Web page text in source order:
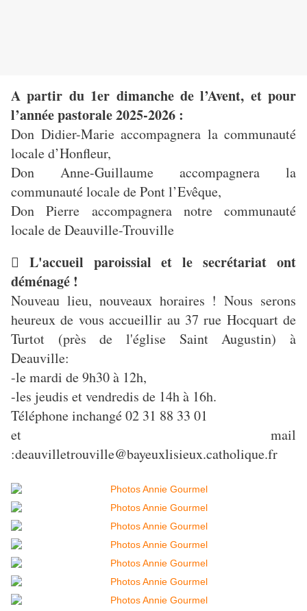
A partir du 1er dimanche de l’Avent, et pour
l’année pastorale 2025-2026 :
Don Didier-Marie accompagnera la communauté
locale d’Honfleur,
Don Anne-Guillaume accompagnera la
communauté locale de Pont l’Evêque,
Don Pierre accompagnera notre communauté
locale de Deauville-Trouville
 L'accueil paroissial et le secrétariat ont
déménagé !
Nouveau lieu, nouveaux horaires ! Nous serons
heureux de vous accueillir au 37 rue Hocquart de
Turtot (près de l'église Saint Augustin) à
Deauville:
-le mardi de 9h30 à 12h,
-les jeudis et vendredis de 14h à 16h.
Téléphone inchangé 02 31 88 33 01
et mail
:deauvilletrouville@bayeuxlisieux.catholique.fr